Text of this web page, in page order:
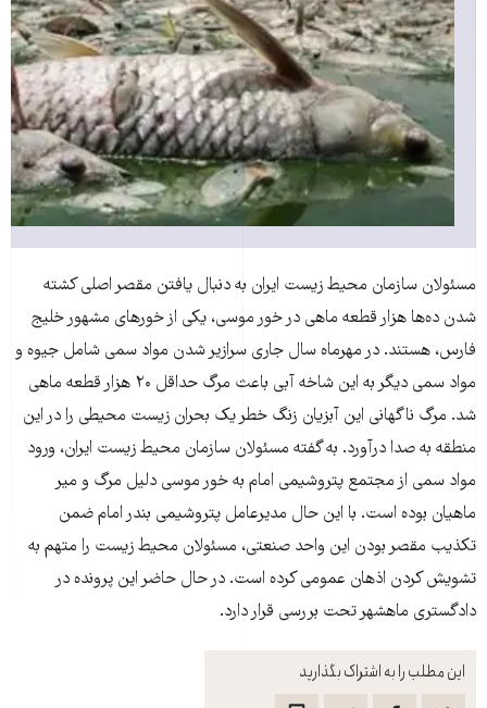
این مطلب را به اشتراک بگذارید
مسئولان سازمان محیط زیست ایران به دنبال یافتن مقصر اصلی کشته
شدن ده‌ها هزار قطعه ماهی در خور موسی، یکی از خورهای مشهور خلیج
فارس، هستند. در مهرماه سال جاری سرازیر شدن مواد سمی شامل جیوه و
مواد سمی دیگر به این شاخه آبی باعث مرگ حداقل ۲۰ هزار قطعه ماهی
شد. مرگ ناگهانی این آبزیان زنگ خطر یک بحران زیست محیطی را در این
منطقه به صدا درآورد. به گفته مسئولان سازمان محیط زیست ایران، ورود
مواد سمی از مجتمع پتروشیمی امام به خور موسی دلیل مرگ و میر
ماهیان بوده است. با این حال مدیرعامل پتروشیمی بندر امام ضمن
تکذیب مقصر بودن این واحد صنعتی، مسئولان محیط زیست را متهم به
تشویش کردن اذهان عمومی کرده است. در حال حاضر این پرونده در
دادگستری ماهشهر تحت بررسی قرار دارد.